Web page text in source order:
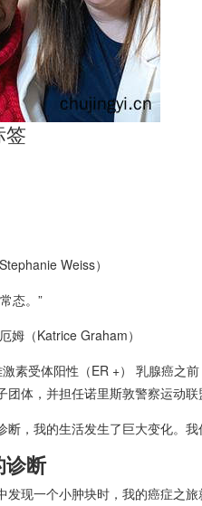
签
Weiss）
态。”
姆（Katrice Graham）
素受体阳性（ER +） 乳腺癌之前
团体，并担任诺里斯敦警察运动联
断，我的生活发生了巨大变化。我
诊断
发现一个小肿块时，我的癌症之